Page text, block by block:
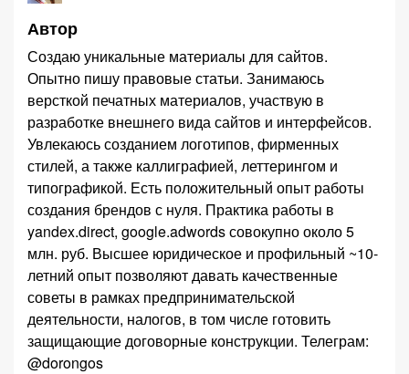
Автор
Создаю уникальные материалы для сайтов.
Опытно пишу правовые статьи. Занимаюсь
версткой печатных материалов, участвую в
разработке внешнего вида сайтов и интерфейсов.
Увлекаюсь созданием логотипов, фирменных
стилей, а также каллиграфией, леттерингом и
типографикой. Есть положительный опыт работы
создания брендов с нуля. Практика работы в
yandex.direct, google.adwords совокупно около 5
млн. руб. Высшее юридическое и профильный ~10-
летний опыт позволяют давать качественные
советы в рамках предпринимательской
деятельности, налогов, в том числе готовить
защищающие договорные конструкции. Телеграм:
@dorongos